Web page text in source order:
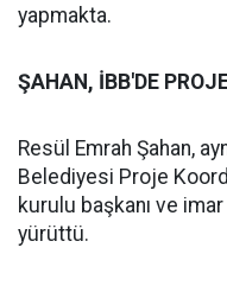
yapmakta.
ŞAHAN, İBB'DE
Resül Emrah Şahan,
Belediyesi Proje
kurulu başkanı ve
yürüttü.